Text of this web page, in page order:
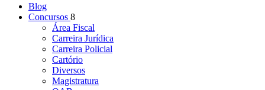
Blog
Concursos 8
Área Fiscal
Carreira Jurídica
Carreira Policial
Cartório
Diversos
Magistratura